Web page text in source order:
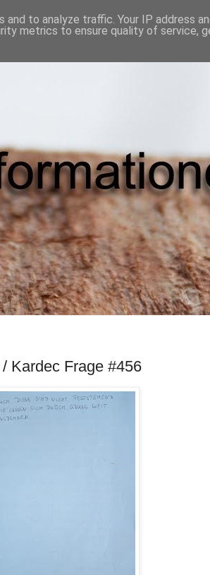
Kardec Frage #456
to analyze traffic. Your IP address
metrics to ensure quality of service,